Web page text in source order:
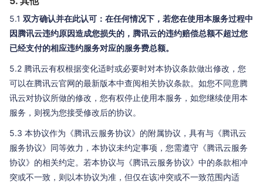
5.1 双方确认并在此认可：在任何情况下，若您在使用本服务过程中
因腾讯云违约原因造成您损失的，腾讯云的违约赔偿总额不超过您
已经支付的相应违约服务对应的服务费总额。
5.2 腾讯云有权根据变化适时或必要时对本协议条款做出修改，您
可以在腾讯云官网的最新版本中查阅相关协议条款。如您不同意腾
讯云对协议所做的修改，您有权停止使用本服务，如您继续使用本
服务，则视为您接受修改后的协议。
5.3 本协议作为《腾讯云服务协议》的附属协议，具有与《腾讯云
服务协议》同等效力，本协议未约定事项，您需遵守《腾讯云服务
协议》的相关约定。若本协议与《腾讯云服务协议》中的条款相冲
突或不一致，则以本协议为准，但仅在该冲突或不一致范围内适